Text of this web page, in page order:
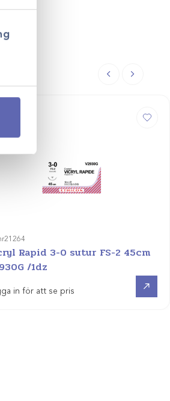
21264
Rapid 3-0 sutur FS-2 45cm
/1dz
in för att se pris